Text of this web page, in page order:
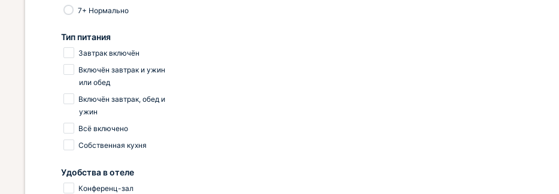
7+ Нормально
Тип питания
Завтрак включён
Включён завтрак и ужин
или обед
Включён завтрак, обед и
ужин
Всё включено
Собственная кухня
Удобства в отеле
Конференц-зал